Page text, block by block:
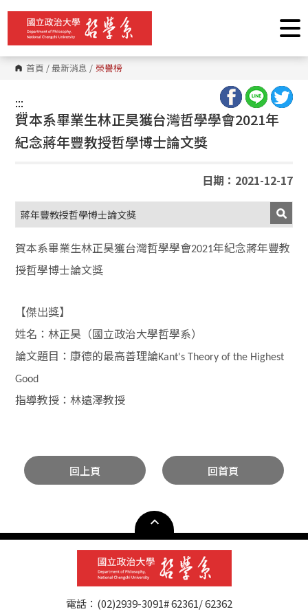
跳
要
內
容
區 首頁 /最新消息 / 榮譽榜
:::
:::
賀本系畢業生林正昊獲台灣哲學學會2021年
紀念蔣年豐教授哲學博士論文獎
日期：2021-12-17
蔣年豐教授哲學博士論文獎
賀本系畢業生林正昊獲台灣哲學學會2021年紀念蔣年豐教
授哲學博士論文獎
【傑出獎】
姓名 ：林正昊（國立政治大學哲學系）
論文題目 ：康德的最高善理論Kant's Theory of the Highest
Good
指導教授：林遠澤教授
回上頁 回首頁
電話：(02)2939-3091# 62361/ 62362